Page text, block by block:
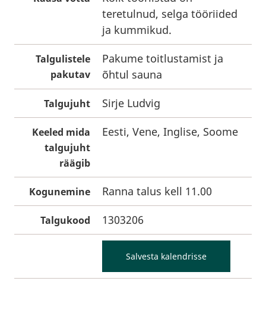
teretulnud, selga tööriided
ja kummikud.
Talgulistele
pakutav
Pakume toitlustamist ja
õhtul sauna
Talgujuht Sirje Ludvig
Keeled mida
talgujuht
räägib
Eesti, Vene, Inglise, Soome
Kogunemine Ranna talus kell 11.00
Talgukood 1303206
Salvesta kalendrisse